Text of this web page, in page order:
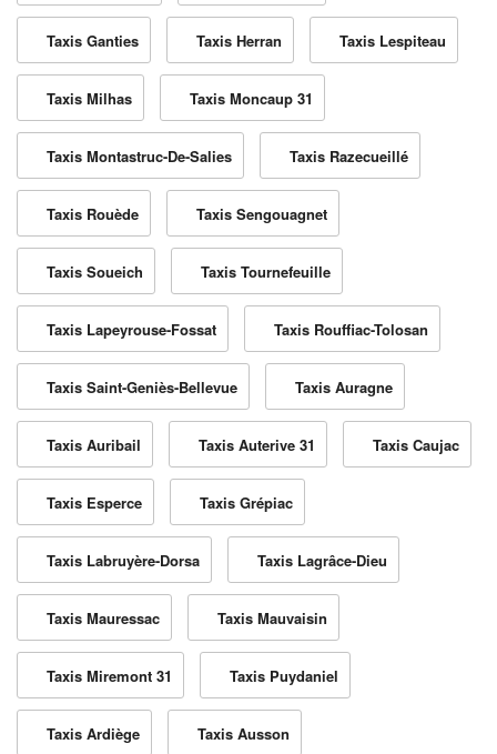
Taxis Ganties Taxis Herran Taxis Lespiteau
Taxis Milhas Taxis Moncaup 31
Taxis Montastruc-De-Salies Taxis Razecueillé
Taxis Rouède Taxis Sengouagnet
Taxis Soueich Taxis Tournefeuille
Taxis Lapeyrouse-Fossat Taxis Rouffiac-Tolosan
Taxis Saint-Geniès-Bellevue Taxis Auragne
Taxis Auribail Taxis Auterive 31 Taxis Caujac
Taxis Esperce Taxis Grépiac
Taxis Labruyère-Dorsa Taxis Lagrâce-Dieu
Taxis Mauressac Taxis Mauvaisin
Taxis Miremont 31 Taxis Puydaniel
Taxis Ardiège Taxis Ausson